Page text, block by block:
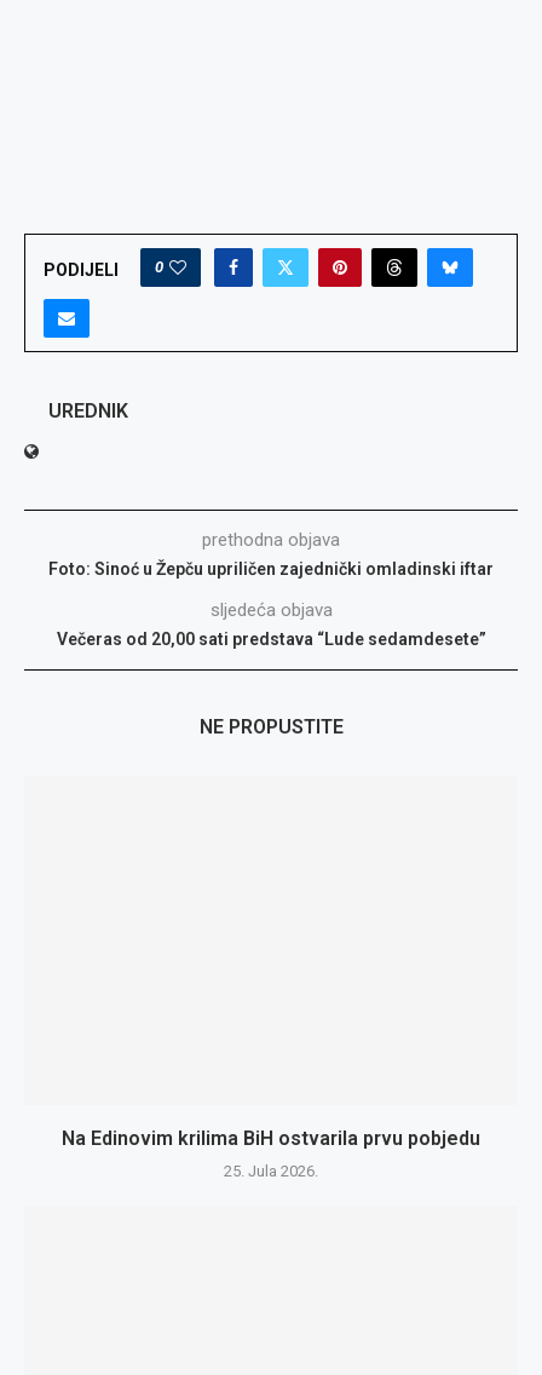
PODIJELI 0
UREDNIK
prethodna objava
Foto: Sinoć u Žepču upriličen zajednički omladinski iftar
sljedeća objava
Večeras od 20,00 sati predstava “Lude sedamdesete”
NE PROPUSTITE
Na Edinovim krilima BiH ostvarila prvu pobjedu
25. Jula 2026.